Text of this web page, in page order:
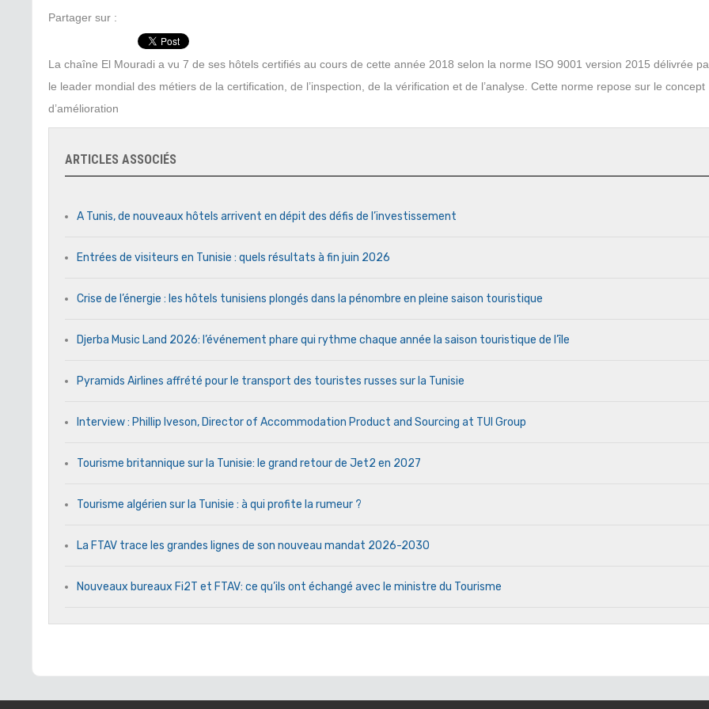
Partager sur :
La chaîne El Mouradi a vu 7 de ses hôtels certifiés au cours de cette année 2018 selon la norme ISO 9001 version 2015 délivrée
le leader mondial des métiers de la certification, de l’inspection, de la vérification et de l’analyse. Cette norme repose sur le concept
d’amélioration
ARTICLES ASSOCIÉS
A Tunis, de nouveaux hôtels arrivent en dépit des défis de l’investissement
Entrées de visiteurs en Tunisie : quels résultats à fin juin 2026
Crise de l’énergie : les hôtels tunisiens plongés dans la pénombre en pleine saison touristique
Djerba Music Land 2026: l’événement phare qui rythme chaque année la saison touristique de l’île
Pyramids Airlines affrété pour le transport des touristes russes sur la Tunisie
Interview : Phillip Iveson, Director of Accommodation Product and Sourcing at TUI Group
Tourisme britannique sur la Tunisie: le grand retour de Jet2 en 2027
Tourisme algérien sur la Tunisie : à qui profite la rumeur ?
La FTAV trace les grandes lignes de son nouveau mandat 2026-2030
Nouveaux bureaux Fi2T et FTAV: ce qu’ils ont échangé avec le ministre du Tourisme